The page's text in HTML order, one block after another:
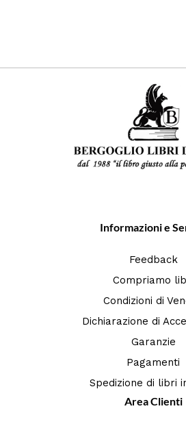
Informazioni e
Feedback
Compriamo
Condizioni di
Dichiarazione di
Garanzie
Pagamenti
Spedizione di libri
Area Clienti